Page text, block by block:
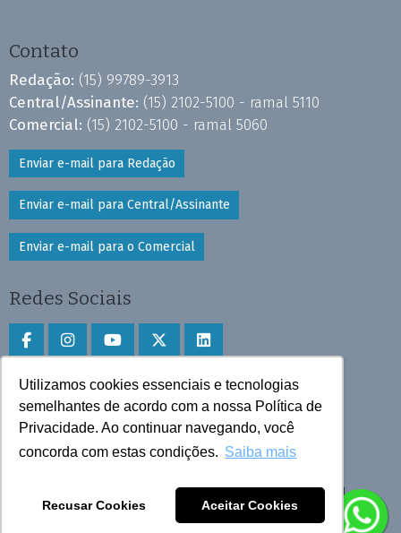
Utilizamos cookies essenciais e tecnologias
semelhantes de acordo com a nossa Política de
Privacidade. Ao continuar navegando, você
concorda com estas condições. Saiba mais
Recusar Cookies Aceitar Cookies
Contato
Redação: (15) 99789-3913
Central/Assinante: (15) 2102-5100 - ramal 5110
Comercial: (15) 2102-5100 - ramal 5060
Enviar e-mail para Redação
Enviar e-mail para Central/Assinante
Enviar e-mail para o Comercial
Redes Sociais
Faça download do aplicativo
Play Store e App Store
Todos os direitos reservados © 2025 Cruzeiro do Sul